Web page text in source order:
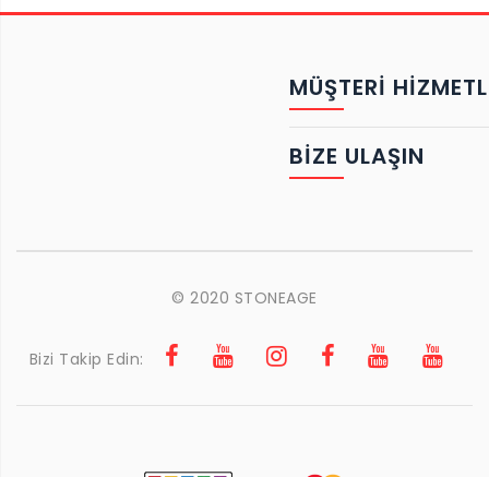
MÜŞTERİ
BIZE ULAŞIN
© 2020 STONEAGE
Bizi Takip Edin: